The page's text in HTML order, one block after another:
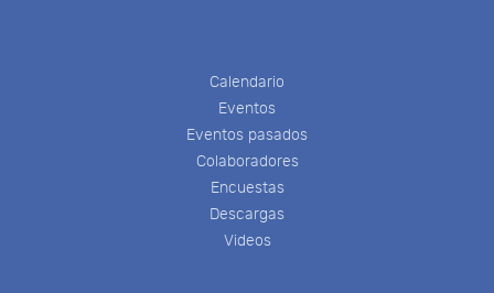
Calendario
Eventos
Eventos pasados
Colaboradores
Encuestas
Descargas
Videos